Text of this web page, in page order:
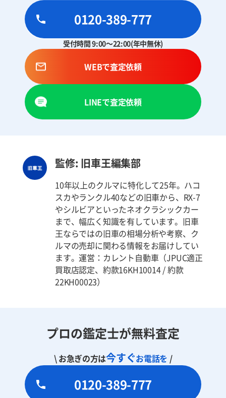
0120-389-777
受付時間 9:00～22:00(年中無休)
WEBで査定依頼
LINEで査定依頼
監修: 旧車王編集部
10年以上のクルマに特化して25年。ハコ
スカやランクル40などの旧車から、RX-7
やシルビアといったネオクラシックカー
まで、幅広く知識を有しています。旧車
王ならではの旧車の相場分析や考察、ク
ルマの売却に関わる情報をお届けしてい
ます。運営：カレント自動車（JPUC適正
買取店認定、約款16KH10014 / 約款
22KH00023）
プロの鑑定士が無料査定
\ お急ぎの方は今すぐお電話を /
0120-389-777